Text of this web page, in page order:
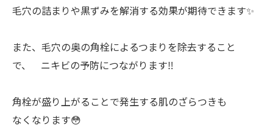
毛穴の詰まりや黒ずみを解消する効果が期待できます✨
また、毛穴の奥の角栓によるつまりを除去すること
で、 ニキビの予防につながります‼︎
角栓が盛り上がることで発生する肌のざらつきも
なくなります😳